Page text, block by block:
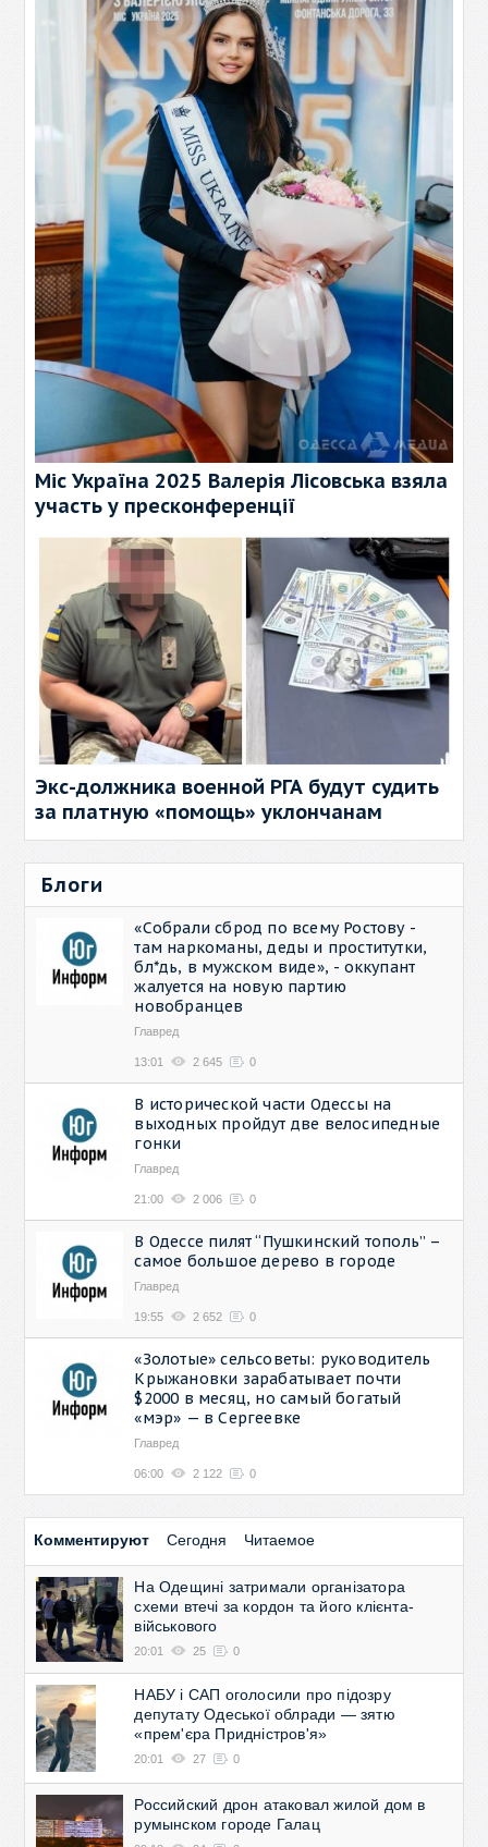
Міс Україна 2025 Валерія Лісовська взяла
участь у пресконференції
Экс-должника военной РГА будут судить
за платную «помощь» уклончанам
Блоги
«Собрали сброд по всему Ростову -
там наркоманы, деды и проститутки,
бл*дь, в мужском виде», - оккупант
жалуется на новую партию
новобранцев
Главред
13:01 2 645 0
В исторической части Одессы на
выходных пройдут две велосипедные
гонки
Главред
21:00 2 006 0
В Одессе пилят “Пушкинский тополь” –
самое большое дерево в городе
Главред
19:55 2 652 0
«Золотые» сельсоветы: руководитель
Крыжановки зарабатывает почти
$2000 в месяц, но самый богатый
«мэр» — в Сергеевке
Главред
06:00 2 122 0
Комментируют Сегодня Читаемое
На Одещині затримали організатора
схеми втечі за кордон та його клієнта-
військового
20:01 25 0
НАБУ і САП оголосили про підозру
депутату Одеської облради — зятю
«прем'єра Придністров'я»
20:01 27 0
Российский дрон атаковал жилой дом в
румынском городе Галац